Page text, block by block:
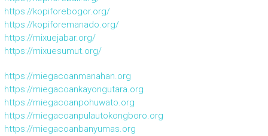
https://kopiforebogor.org/
https://kopiforemanado.org/
https://mixuejabar.org/
https://mixuesumut.org/
https://miegacoanmanahan.org
https://miegacoankayongutara.org
https://miegacoanpohuwato.org
https://miegacoanpulautokongboro.org
https://miegacoanbanyumas.org